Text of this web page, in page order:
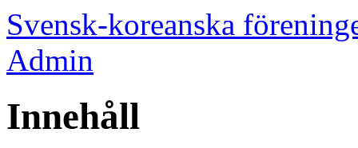
Svensk-koreanska
Admin
Innehåll